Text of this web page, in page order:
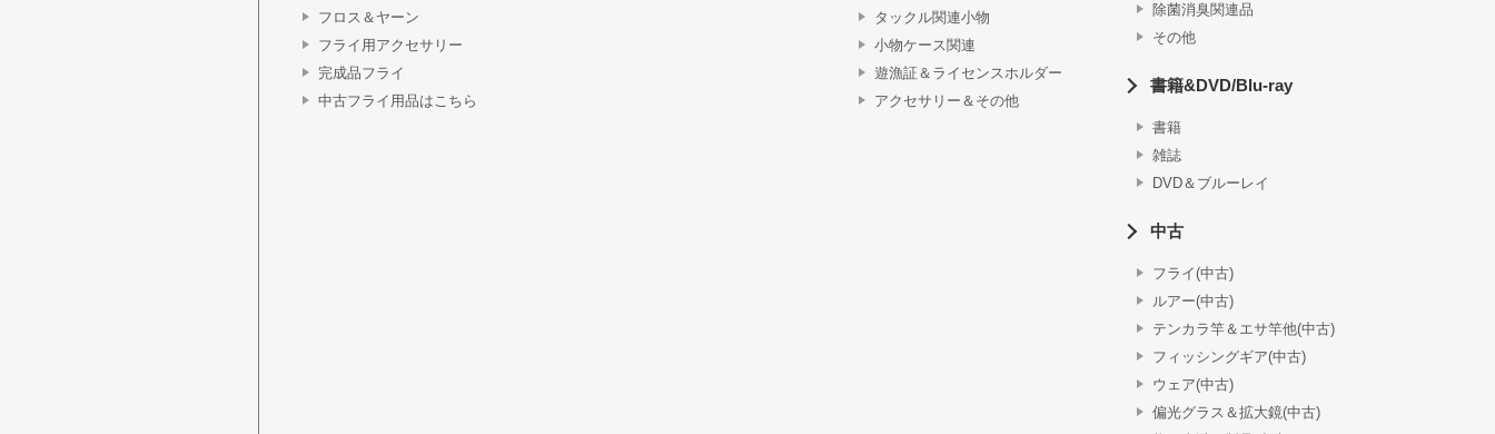
フロス＆ヤーン
フライ用アクセサリー
完成品フライ
中古フライ用品はこちら
タックル関連小物
小物ケース関連
遊漁証＆ライセンスホルダー
アクセサリー＆その他
除菌消臭関連品
その他
書籍&DVD/Blu-ray
書籍
雑誌
DVD＆ブルーレイ
中古
フライ(中古)
ルアー(中古)
テンカラ竿＆エサ竿他(中古)
フィッシングギア(中古)
ウェア(中古)
偏光グラス＆拡大鏡(中古)